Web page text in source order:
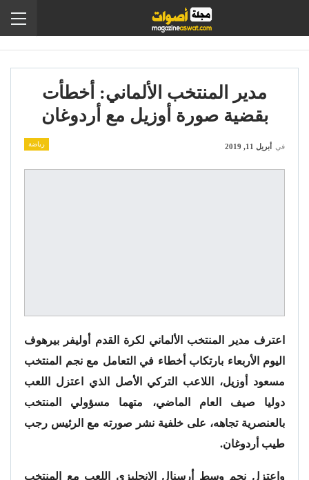
مدير المنتخب الألماني: أخطأت
بقضية صورة أوزيل مع أردوغان
رياضة في أبريل 11, 2019
اعترف مدير المنتخب الألماني لكرة القدم أوليفر بيرهوف
اليوم الأربعاء بارتكاب أخطاء في التعامل مع نجم المنتخب
مسعود أوزيل، اللاعب التركي الأصل الذي اعتزل اللعب
دوليا صيف العام الماضي، متهما مسؤولي المنتخب
بالعنصرية تجاهه، على خلفية نشر صورته مع الرئيس رجب
طيب أردوغان.
واعتزل نجم وسط أرسنال الإنجليزي اللعب مع المنتخب